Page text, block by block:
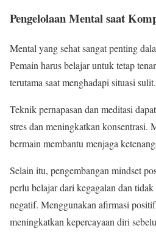
Pengelolaan Mental saat
Mental yang sehat sangat penting
Pemain harus belajar untuk tetap
terutama saat menghadapi situasi sulit.
Teknik pernapasan dan meditasi
stres dan meningkatkan konsentrasi.
bermain membantu menjaga
Selain itu, pengembangan mindset
perlu belajar dari kegagalan dan
negatif. Menggunakan afirmasi
meningkatkan kepercayaan diri